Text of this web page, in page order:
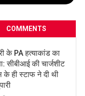
COMMENTS
के PA हत्याकांड का
की चार्जशीट
के ही स्टाफ ने दी थी